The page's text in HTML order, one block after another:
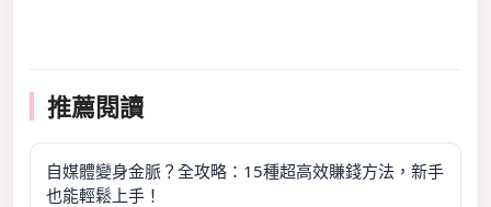
推薦閱讀
自媒體變身金脈？全攻略：15種超高效賺錢方法，新手
也能輕鬆上手！